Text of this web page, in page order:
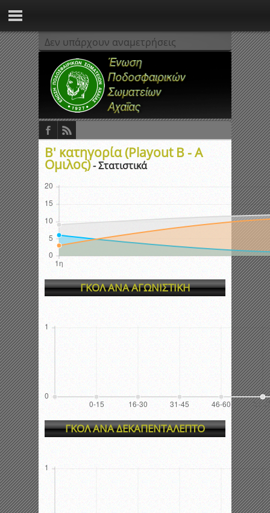
Δεν υπάρχουν αναμετρήσεις
Β' κατηγορία (Playout B - A
Ομιλος)- Στατιστικά
ΓΚΟΛ ΑΝΑ ΑΓΩΝΙΣΤΙΚΗ
ΓΚΟΛ ΑΝΑ ΔΕΚΑΠΕΝΤΑΛΕΠΤΟ